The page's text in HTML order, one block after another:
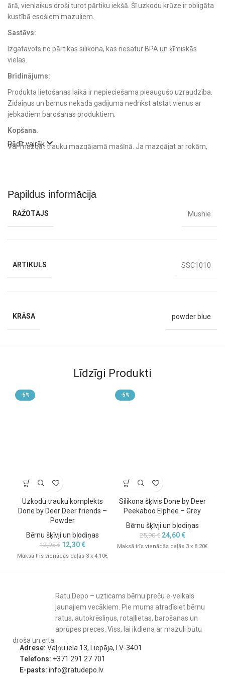
ārā, vienlaikus droši turot pārtiku iekšā. Šī uzkodu krūze ir obligāta
kustībā esošiem mazuļiem.
Sastāvs:
Izgatavots no pārtikas silikona, kas nesatur BPA un ķīmiskās
vielas.
Brīdinājums:
Produkta lietošanas laikā ir nepieciešama pieaugušo uzraudzība.
Zīdaiņus un bērnus nekādā gadījumā nedrīkst atstāt vienus ar
jebkādiem barošanas produktiem.
Kopšana.
Var mazgāt trauku mazgājamā mašīnā. Ja mazgājat ar rokām,
Izgatavots no 100% pārtikas kvalitātes silikona
100% nesatur BPA, BPS, PVC un ftalātus
Uzkodu krūzes izmēri: 8,89 x 13,97 x 8,25 cm
Rādīt vairāk
Papildus informācija
RAŽOTĀJS Mushie
ARTIKULS SSC1010
KRĀSA powder blue
Līdzīgi Produkti
-5%
Uzkodu trauku komplekts
Done by Deer Deer friends –
Powder
Bērnu šķīvji un bļodiņas
12,95€ 12,30€
Maksā trīs vienādās daļās 3 x 4.10€
-5%
Silikona šķīvis Done by Deer
Peekaboo Elphee – Grey
Bērnu šķīvji un bļodiņas
25,90€ 24,60€
Maksā trīs vienādās daļās 3 x 8.20€
Ratu Depo – uzticams bērnu preču e-veikals
jaunajiem vecākiem. Pie mums atradīsiet bērnu
ratus, autokrēsliņus, rotaļlietas, barošanas un
aprūpes preces. Viss, lai ikdiena ar mazuli būtu
droša un ērta.
Adrese: Vaļņu iela 13, Liepāja, LV-3401
Telefons: +371 291 27 701
E-pasts: info@ratudepo.lv